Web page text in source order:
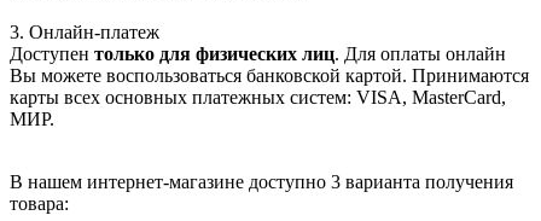
3. Онлайн-платеж
Доступен только для физических лиц. Для оплаты онлайн
Вы можете воспользоваться банковской картой. Принимаются
карты всех основных платежных систем: VISA, MasterCard,
МИР.
В нашем интернет-магазине доступно 3 варианта получения
товара: